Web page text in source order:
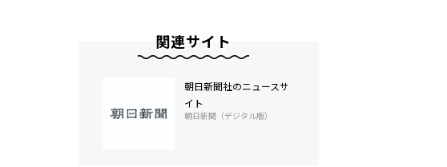
関連サイト
朝日新聞社のニュースサ
イト
朝日新聞（デジタル版）